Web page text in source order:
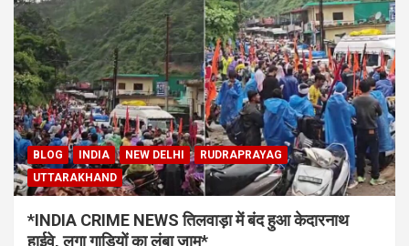
BLOG INDIA NEW DELHI
RUDRAPRAYAG
UTTARAKHAND
*INDIA CRIME NEWS तिलवाड़ा में बंद हुआ केदारनाथ
हाईवे, लगा गाड़ियों का लंबा जाम*